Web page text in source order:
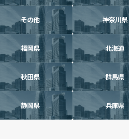
その他 神奈川県
福岡県 北海道
秋田県 群馬県
静岡県 兵庫県